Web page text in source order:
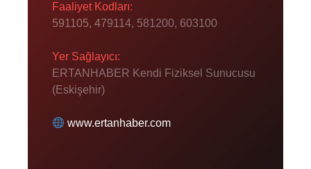
Faaliyet Kodları:
591105, 479114, 581200, 603100
Yer Sağlayıcı:
ERTANHABER Kendi Fiziksel Sunucusu
(Eskişehir)
www.ertanhaber.com